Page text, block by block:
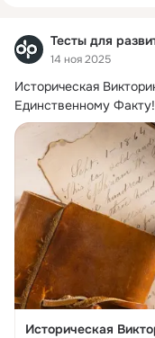
Тесты для
14 ноя 2025
Историческая
Единственному Факту!
Историческая